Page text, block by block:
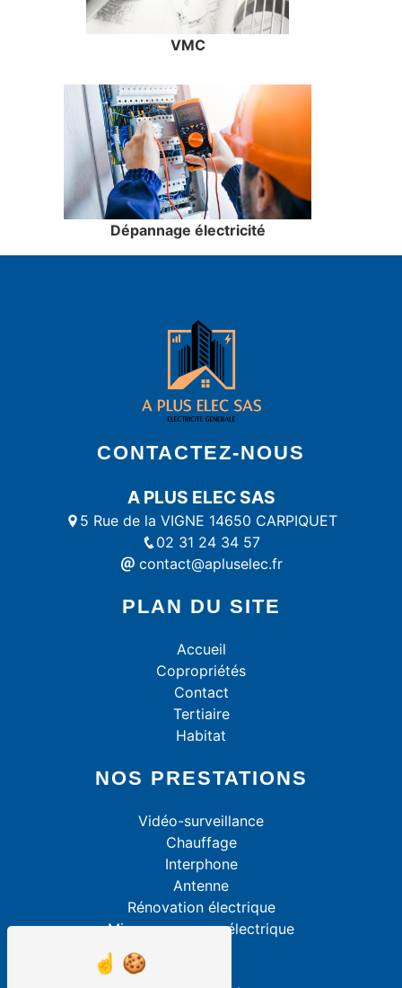
VMC
Dépannage électricité
CONTACTEZ-NOUS
A PLUS ELEC SAS
5 Rue de la VIGNE 14650 CARPIQUET
02 31 24 34 57
contact@apluselec.fr
PLAN DU SITE
Accueil
Copropriétés
Contact
Tertiaire
Habitat
NOS PRESTATIONS
Vidéo-surveillance
Chauffage
Interphone
Antenne
Rénovation électrique
Mise aux normes électrique